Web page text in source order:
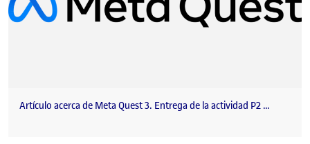
Artículo acerca de Meta Quest 3. Entrega de la actividad P2 …